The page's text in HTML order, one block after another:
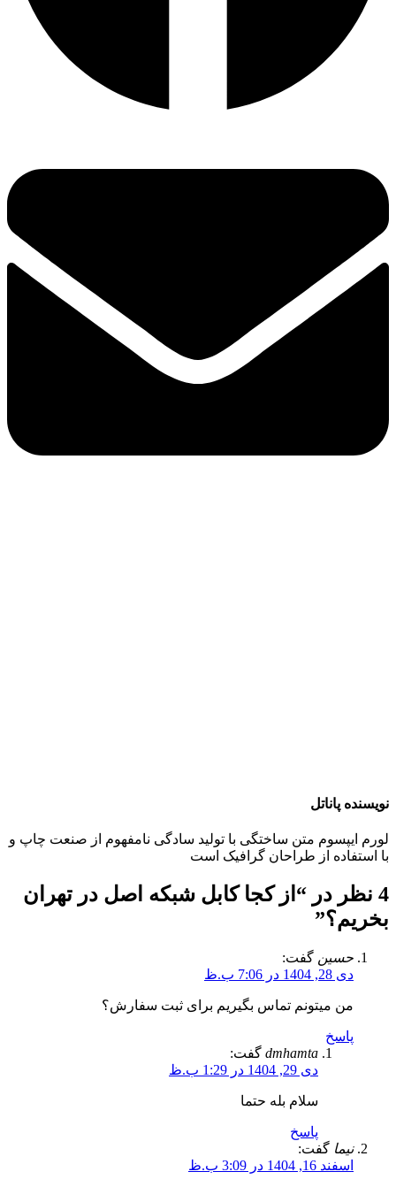
نویسنده پاناتل
لورم ایپسوم متن ساختگی با تولید سادگی نامفهوم از صنعت چاپ و
با استفاده از طراحان گرافیک است
4 نظر در “
از کجا کابل شبکه اصل در تهران
بخریم؟”
حسین گفت:
دی 28, 1404 در 7:06 ب.ظ
من میتونم تماس بگیریم برای ثبت سفارش؟
پاسخ
dmhamta گفت:
دی 29, 1404 در 1:29 ب.ظ
سلام بله حتما
پاسخ
نیما گفت:
اسفند 16, 1404 در 3:09 ب.ظ